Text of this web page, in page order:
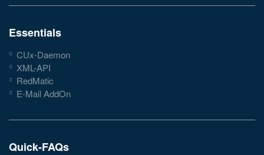
Essentials
CUx-Daemon
XML-API
RedMatic
E-Mail AddOn
Quick-FAQs